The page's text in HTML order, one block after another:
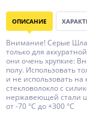
ОПИСАНИЕ
Внимание! Серые
только для
они очень хрупкие:
полу. Использовать
и не использовать
стекловолокло с
нержавеющей стали
от -70 °C до +300 °C